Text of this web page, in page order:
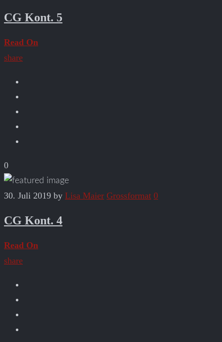
CG Kont. 5
Read On
share
0
30. Juli 2019 by Lisa Maier Grossformat 0
CG Kont. 4
Read On
share